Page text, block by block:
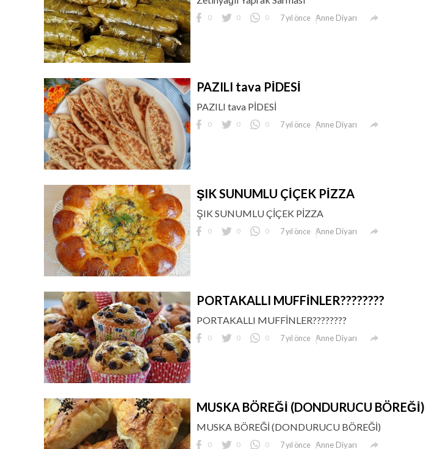
0 0 0 7 yıl önce Anne Diyarı 
PAZILI tava PİDESİ
PAZILI tava PİDESİ
0 0 0 7 yıl önce Anne Diyarı 
ŞIK SUNUMLU ÇİÇEK PİZZA
ŞIK SUNUMLU ÇİÇEK PİZZA
0 0 0 7 yıl önce Anne Diyarı 
PORTAKALLI MUFFİNLER????????
PORTAKALLI MUFFİNLER????????
0 0 0 7 yıl önce Anne Diyarı 
MUSKA BÖREĞİ (DONDURUCU BÖREĞİ)
MUSKA BÖREĞİ (DONDURUCU BÖREĞİ)
0 0 0 7 yıl önce Anne Diyarı 